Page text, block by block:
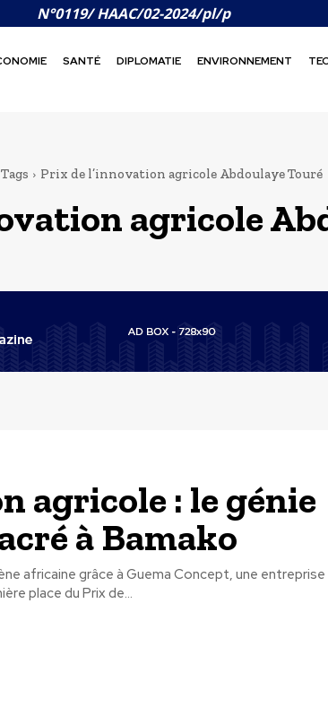
N°0119/ HAAC/02-2024/pl/p
SANTÉ DIPLOMATIE ENVIRONNEMENT
Tags Prix de l’innovation agricole Abdoulaye Touré
agricole
agricole : le génie
à Bamako
africaine grâce à Guema Concept, une entreprise
place du Prix de...